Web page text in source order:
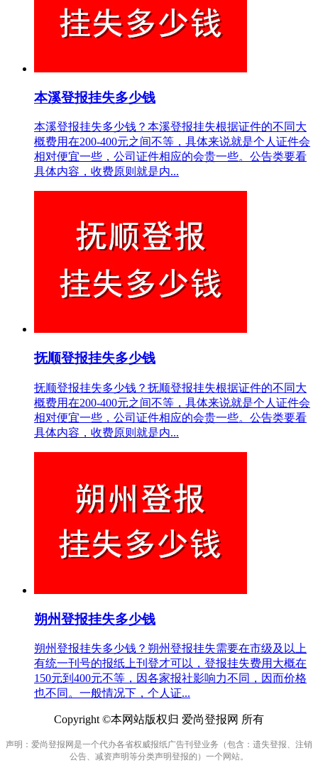
本溪登报挂失多少钱
本溪登报挂失多少钱？本溪登报挂失根据证件的不同大
概费用在200-400元之间不等，具体来说就是个人证件会
相对便宜一些，公司证件相应的会贵一些。公告类要看
具体内容，收费原则就是内...
抚顺登报挂失多少钱
抚顺登报挂失多少钱？抚顺登报挂失根据证件的不同大
概费用在200-400元之间不等，具体来说就是个人证件会
相对便宜一些，公司证件相应的会贵一些。公告类要看
具体内容，收费原则就是内...
朔州登报挂失多少钱
朔州登报挂失多少钱？朔州登报挂失需要在市级及以上
有统一刊号的报纸上刊登才可以，登报挂失费用大概在
150元到400元不等，因各家报社影响力不同，因而价格
也不同。一般情况下，个人证...
Copyright ©本网站版权归 爱尚登报网 所有
声明：爱尚登报网是一个代办各省权威报纸广告刊登业务（包含：遗失登报、注销
公告、减资声明等分类声明登报的）一个网站。